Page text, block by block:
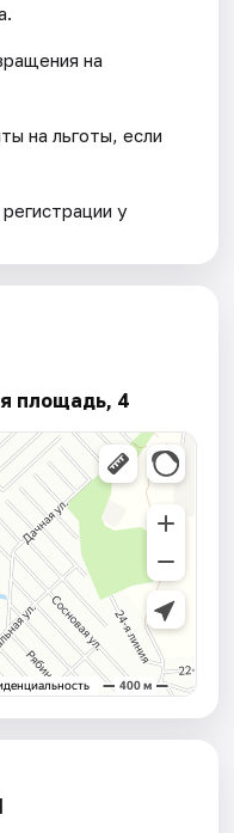
на
на льготы, если
у
площадь, 4